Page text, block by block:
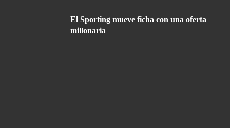
El Sporting mueve ficha con una oferta
millonaria